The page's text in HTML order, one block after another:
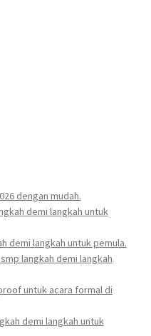
dengan mudah.
demi langkah untuk
demi langkah untuk pemula.
langkah demi langkah
untuk acara formal di
demi langkah untuk